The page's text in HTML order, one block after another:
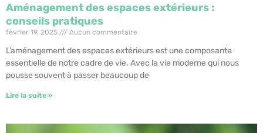
Aménagement des espaces extérieurs :
conseils pratiques
février 19, 2025 Aucun commentaire
L’aménagement des espaces extérieurs est une composante
essentielle de notre cadre de vie. Avec la vie moderne qui nous
pousse souvent à passer beaucoup de
Lire la suite »